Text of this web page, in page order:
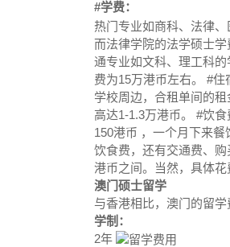
#学费：
热门专业如商科、法律
而法律学院的法学硕士
通专业如文科、理工科
费为15万港币左右。 #
学校周边，合租单间的
高达1-1.3万港币。 #饮
150港币 ，一个月下来餐
饮食费，还有交通费、
港币之间。当然，具体花
澳门硕士留学
与香港相比，澳门的留
学制：
2年